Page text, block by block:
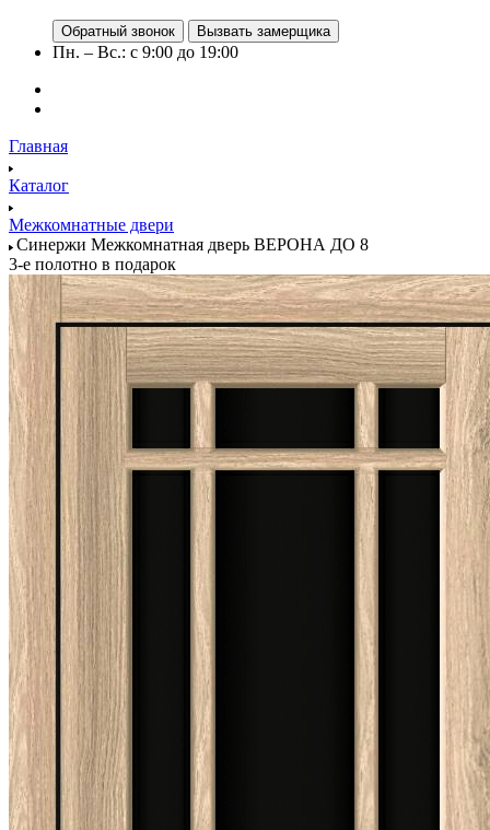
Обратный звонок Вызвать замерщика
Пн. – Вс.: с 9:00 до 19:00
Главная
Каталог
Межкомнатные двери
Синержи Межкомнатная дверь ВЕРОНА ДО 8
3-е полотно в подарок